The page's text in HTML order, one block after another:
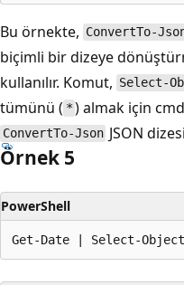
Bu örnekte, ConvertTo-
biçimli bir dizeye
kullanılır. Komut, Select-
tümünü ( * ) almak için
ConvertTo-Json JSON
Örnek 5
PowerShell